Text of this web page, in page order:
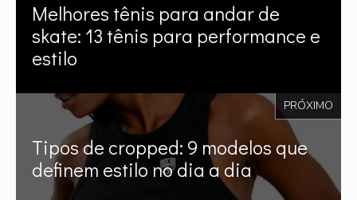
Melhores tênis para andar de
skate: 13 tênis para performance e
estilo
PRÓXIMO
Tipos de cropped: 9 modelos que
definem estilo no dia a dia